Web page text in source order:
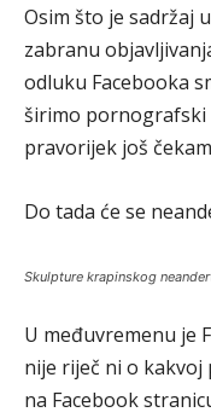
Osim što je sadržaj
zabranu
odluku Facebooka
širimo pornografski
pravorijek još
Do tada će se
Skulpture krapinskog
U međuvremenu je
nije riječ ni o
na Facebook